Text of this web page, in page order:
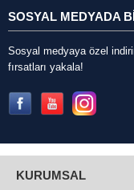
SOSYAL MEDYADA
Sosyal medyaya özel
fırsatları yakala!
KURUMSAL